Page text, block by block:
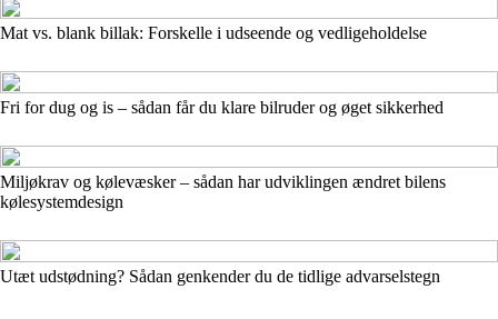
Mat vs. blank billak: Forskelle i udseende og vedligeholdelse
Fri for dug og is – sådan får du klare bilruder og øget sikkerhed
Miljøkrav og kølevæsker – sådan har udviklingen ændret bilens
kølesystemdesign
Utæt udstødning? Sådan genkender du de tidlige advarselstegn